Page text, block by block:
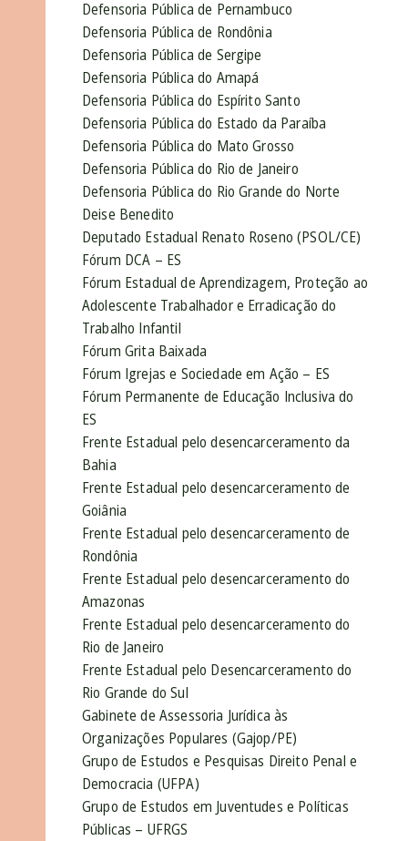
Defensoria Pública de Pernambuco
Defensoria Pública de Rondônia
Defensoria Pública de Sergipe
Defensoria Pública do Amapá
Defensoria Pública do Espírito Santo
Defensoria Pública do Estado da Paraíba
Defensoria Pública do Mato Grosso
Defensoria Pública do Rio de Janeiro
Defensoria Pública do Rio Grande do Norte
Deise Benedito
Deputado Estadual Renato Roseno (PSOL/CE)
Fórum DCA – ES
Fórum Estadual de Aprendizagem, Proteção ao
Adolescente Trabalhador e Erradicação do
Trabalho Infantil
Fórum Grita Baixada
Fórum Igrejas e Sociedade em Ação – ES
Fórum Permanente de Educação Inclusiva do
ES
Frente Estadual pelo desencarceramento da
Bahia
Frente Estadual pelo desencarceramento de
Goiânia
Frente Estadual pelo desencarceramento de
Rondônia
Frente Estadual pelo desencarceramento do
Amazonas
Frente Estadual pelo desencarceramento do
Rio de Janeiro
Frente Estadual pelo Desencarceramento do
Rio Grande do Sul
Gabinete de Assessoria Jurídica às
Organizações Populares (Gajop/PE)
Grupo de Estudos e Pesquisas Direito Penal e
Democracia (UFPA)
Grupo de Estudos em Juventudes e Políticas
Públicas – UFRGS